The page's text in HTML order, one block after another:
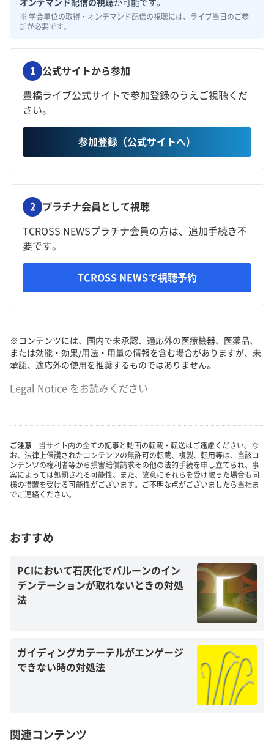
オンデマンド配信の視聴が可能です。
※ 学会単位の取得・オンデマンド配信の視聴には、ライブ当日のご参
加が必要です。
1 公式サイトから参加
豊橋ライブ公式サイトで参加登録のうえご視聴くだ
さい。
参加登録（公式サイトへ）
2 プラチナ会員として視聴
TCROSS NEWSプラチナ会員の方は、追加手続き不
要です。
TCROSS NEWSで視聴予約
※コンテンツには、国内で未承認、適応外の医療機器、医薬品、
または効能・効果/用法・用量の情報を含む場合がありますが、未
承認、適応外の使用を推奨するものではありません。
Legal Notice をお読みください
ご注意
当サイト内の全ての記事と動画の転載・転送はご遠慮ください。な
お、法律上保護されたコンテンツの無許可の転載、複製、転用等は、当該コ
ンテンツの権利者等から損害賠償請求その他の法的手続を申し立てられ、事
案によっては処罰される可能性、また、故意にそれらを受け取った場合も同
様の措置を受ける可能性がございます。ご不明な点がございましたら当社ま
でご連絡ください。
おすすめ
PCIにおいて石灰化でバルーンのイン
デンテーションが取れないときの対処
法
ガイディングカテーテルがエンゲージ
できない時の対処法
関連コンテンツ